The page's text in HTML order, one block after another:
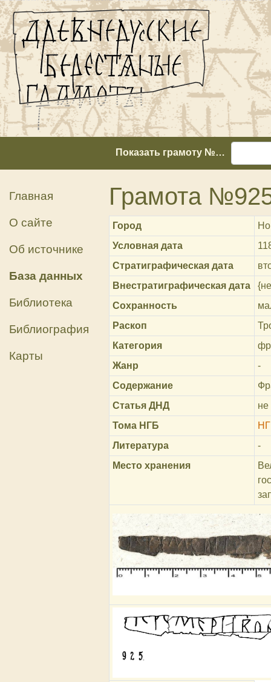
Показать грамоту №…
Главная
О сайте
Об источнике
База данных
Библиотека
Библиография
Карты
Грамота
Город
Условная дата
Стратиграфическая дата
Внестратиграфическая дата
Сохранность
Раскоп
Категория
Жанр
-
Содержание
Статья ДНД
Тома НГБ
Литература
-
Место хранения